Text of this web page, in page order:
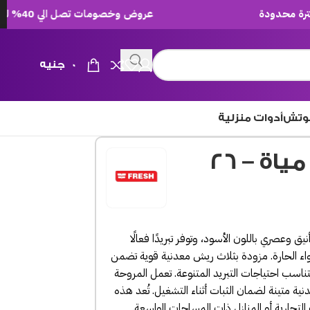
عروض وخصومات تصل الي 40% لفترة محدودة
0 جنيه
أدوات منزلية
مروحة فريش ستاند رذاذ مياة – 26
مياه مقاس 26 بوصة بتصميم أنيق وعصري باللون الأسود، وتوفر تبريدًا فعالًا
الحارة. مزودة بثلاث ريش معدنية قوية تضمن
احتياجات التبريد المتنوعة.تعمل المروحة
متينة لضمان الثبات أثناء التشغيل.تُعد هذه